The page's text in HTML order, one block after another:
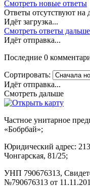
Смотреть новые ответы
Ответы отсутствуют
Идёт загрузка...
Смотреть ответы дальше
Идёт отправка...
Последние 0
Сортировать:
Идёт отправка...
Смотреть дальше
Частное унитарное
«Бобрбай»;
Юридический адрес:
Чонгарская, 81/25;
УНП 790676313,
№790676313 от